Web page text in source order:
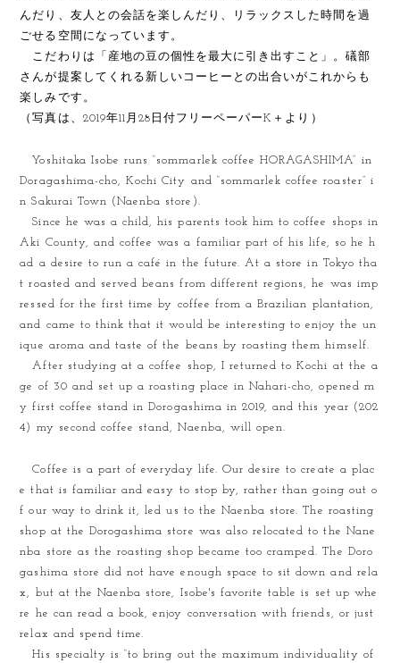
んだり、友人との会話を楽しんだり、リラックスした時間を過
ごせる空間になっています。
こだわりは「産地の豆の個性を最大に引き出すこと」。礒部
さんが提案してくれる新しいコーヒーとの出合いがこれからも
楽しみです。
（写真は、2019年11月28日付フリーペーパーK＋より）
Yoshitaka Isobe runs “sommarlek coffee HORAGASHIMA” in
Doragashima-cho, Kochi City and “sommarlek coffee roaster” i
n Sakurai Town (Naenba store).
Since he was a child, his parents took him to coffee shops in
Aki County, and coffee was a familiar part of his life, so he h
ad a desire to run a café in the future. At a store in Tokyo tha
t roasted and served beans from different regions, he was imp
ressed for the first time by coffee from a Brazilian plantation,
and came to think that it would be interesting to enjoy the un
ique aroma and taste of the beans by roasting them himself.
After studying at a coffee shop, I returned to Kochi at the a
ge of 30 and set up a roasting place in Nahari-cho, opened m
y first coffee stand in Dorogashima in 2019, and this year (202
4) my second coffee stand, Naenba, will open.
Coffee is a part of everyday life. Our desire to create a plac
e that is familiar and easy to stop by, rather than going out o
f our way to drink it, led us to the Naenba store. The roasting
shop at the Dorogashima store was also relocated to the Nane
nba store as the roasting shop became too cramped. The Doro
gashima store did not have enough space to sit down and rela
x, but at the Naenba store, Isobe's favorite table is set up whe
re he can read a book, enjoy conversation with friends, or just
relax and spend time.
His specialty is “to bring out the maximum individuality of